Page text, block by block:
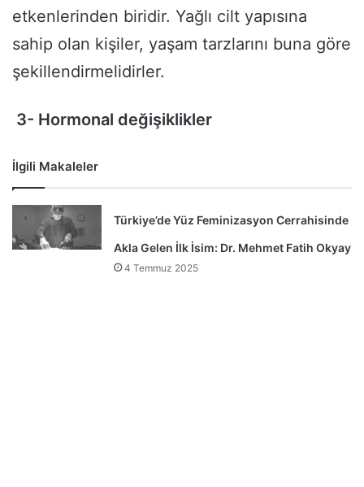
etkenlerinden biridir. Yağlı cilt yapısına
sahip olan kişiler, yaşam tarzlarını buna göre
şekillendirmelidirler.
3- Hormonal değişiklikler
İlgili Makaleler
Türkiye’de Yüz Feminizasyon Cerrahisinde
Akla Gelen İlk İsim: Dr. Mehmet Fatih Okyay
4 Temmuz 2025